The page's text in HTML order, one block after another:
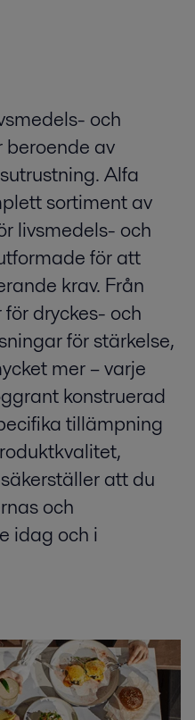
och
beroende av
Alfa
sortiment av
livsmedels- och
för att
krav. Från
dryckes- och
för stärkelse,
mer – varje
konstruerad
tillämpning
att du
och
idag och i